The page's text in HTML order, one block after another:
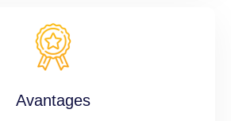
Avantages